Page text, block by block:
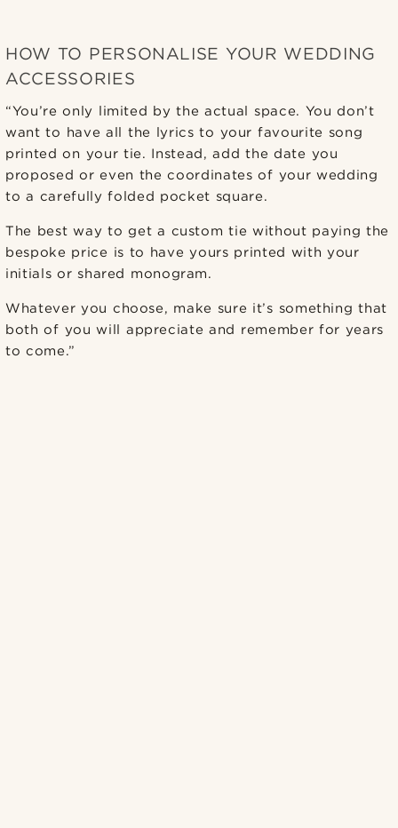
HOW TO PERSONALISE YOUR WEDDING
ACCESSORIES
“You’re only limited by the actual space. You don’t
want to have all the lyrics to your favourite song
printed on your tie. Instead, add the date you
proposed or even the coordinates of your wedding
to a carefully folded pocket square.
The best way to get a custom tie without paying the
bespoke price is to have yours printed with your
initials or shared monogram.
Whatever you choose, make sure it’s something that
both of you will appreciate and remember for years
to come.”